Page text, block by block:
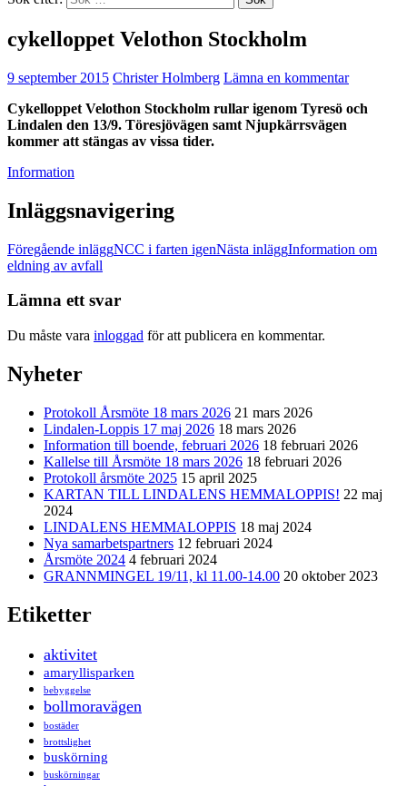
cykelloppet Velothon Stockholm
9 september 2015 Christer Holmberg Lämna en kommentar
Cykelloppet Velothon Stockholm rullar igenom Tyresö och
Lindalen den 13/9. Töresjövägen samt Njupkärrsvägen
kommer att stängas av vissa tider.
Information
Inläggsnavigering
Föregående inläggNCC i farten igenNästa inläggInformation om
eldning av avfall
Lämna ett svar
Du måste vara inloggad för att publicera en kommentar.
Nyheter
Protokoll Årsmöte 18 mars 2026 21 mars 2026
Lindalen-Loppis 17 maj 2026 18 mars 2026
Information till boende, februari 2026 18 februari 2026
Kallelse till Årsmöte 18 mars 2026 18 februari 2026
Protokoll årsmöte 2025 15 april 2025
KARTAN TILL LINDALENS HEMMALOPPIS! 22 maj
2024
LINDALENS HEMMALOPPIS 18 maj 2024
Nya samarbetspartners 12 februari 2024
Årsmöte 2024 4 februari 2024
GRANNMINGEL 19/11, kl 11.00-14.00 20 oktober 2023
Etiketter
aktivitet
amaryllisparken
bebyggelse
bollmoravägen
bostäder
brottslighet
buskörning
buskörningar